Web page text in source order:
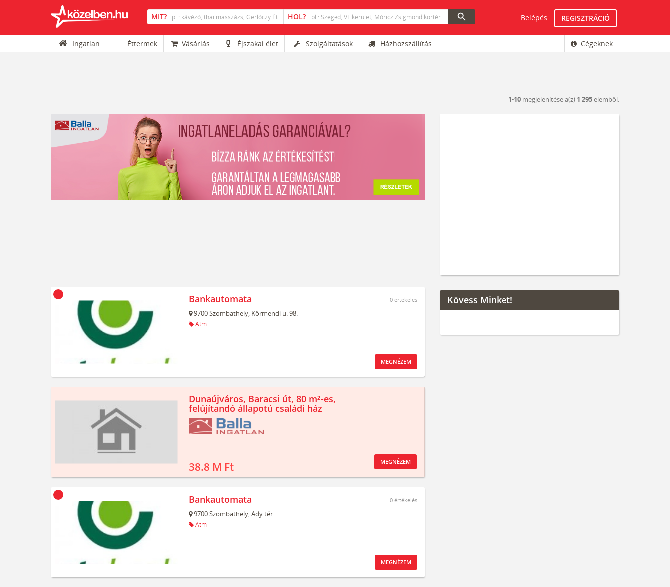
search Belépés REGISZTRÁCIÓ
Ingatlan Éttermek Vásárlás Éjszakai élet Szolgáltatások Házhozszállítás Cégeknek
1-10 megjelenítése a(z) 1 295elemből.
Bankautomata
9700Szombathely, Körmendi u. 98.
Atm
0 értékelés
MEGNÉZEM
Dunaújváros, Baracsi út, 80 m²-es,
felújítandó állapotú családi ház
38.8 M Ft MEGNÉZEM
Bankautomata
9700Szombathely,Ady tér
Atm
0 értékelés
MEGNÉZEM
Kövess Minket!